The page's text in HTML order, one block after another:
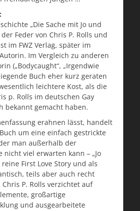
„Die Sache mit Jo und
Feder von Chris P. Rolls und
im FWZ Verlag, später im
Im Vergleich zu anderen
(„Bodycaught“, „Irgendwie
Buch eher kurz geraten
leichtere Kost, als die
p. Rolls im deutschen Gay
bekannt gemacht haben.
erahnen lässt, handelt
um eine einfach gestrickte
man außerhalb der
nicht viel erwarten kann – „Jo
First Love Story und als
teils aber auch recht
P. Rolls verzichtet auf
großartige
und ausgearbeitete